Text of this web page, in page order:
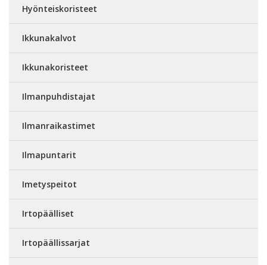
Hyönteiskoristeet
Ikkunakalvot
Ikkunakoristeet
Ilmanpuhdistajat
Ilmanraikastimet
Ilmapuntarit
Imetyspeitot
Irtopäälliset
Irtopäällissarjat